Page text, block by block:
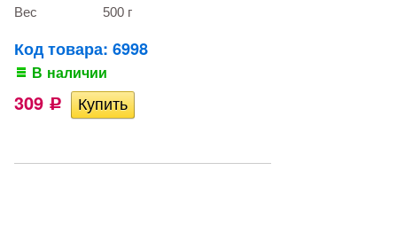
Вес
500 г
Код товара: 6998
В наличии
309 Р